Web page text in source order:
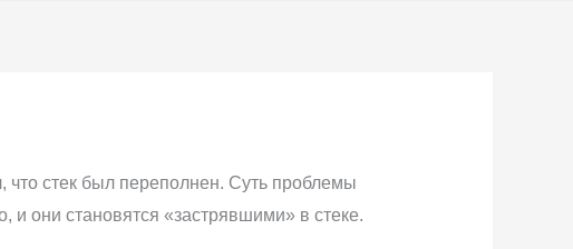
что стек был переполнен. Суть проблемы
и они становятся «застрявшими» в стеке.